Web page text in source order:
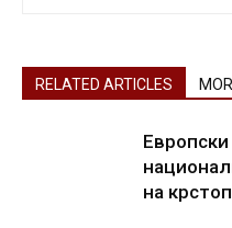
RELATED ARTICLES
на